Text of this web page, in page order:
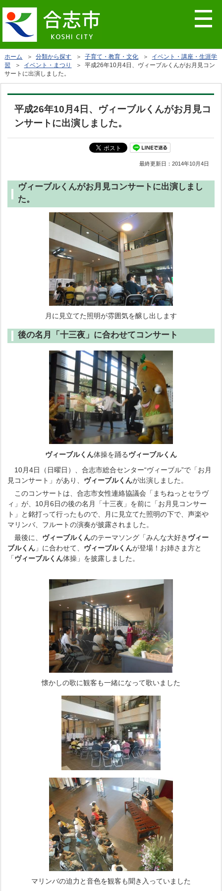
ホーム ＞分類から探す ＞子育て・教育・文化 ＞ イベント・講座・生涯学
習
＞ イベント・まつり
＞ 平成26年10月4日、ヴィーブルくんがお月見コン
サートに出演しました。
平成26年10月4日、ヴィーブルくんがお月見コ
ンサートに出演しました。
最終更新日：2014年10月4日
ヴィーブルくんがお月見コンサートに出演しまし
た。
月に見立てた照明が雰囲気を醸し出します
後の名月「十三夜」に合わせてコンサート
ヴィーブルくん体操を踊るヴィーブルくん
10月4日（日曜日）、合志市総合センター“ヴィーブル”で「お月
見コンサート」があり、 ヴィーブルくんが出演しました。
このコンサートは、合志市女性連絡協議会「まちねっとセラヴ
ィ」が、10月6日の後の名月「十三夜」を前に「お月見コンサー
ト」と銘打って行ったもので、月に見立てた照明の下で、声楽や
マリンバ、フルートの演奏が披露されました。
最後に、 ヴィーブルくんのテーマソング「みんな大好き ヴィー
ブルくん 」に合わせて、 ヴィーブルくんが登場！お姉さま方と
「ヴィーブルくん体操」を披露しました。
懐かしの歌に観客も一緒になって歌いました
マリンバの迫力と音色を観客も聞き入っていました